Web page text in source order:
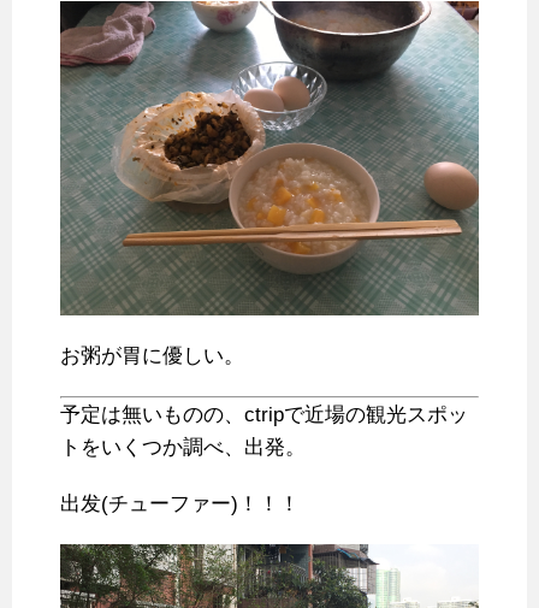
お粥が胃に優しい。
予定は無いものの、ctripで近場の観光スポッ
トをいくつか調べ、出発。
出发(チューファー)！！！